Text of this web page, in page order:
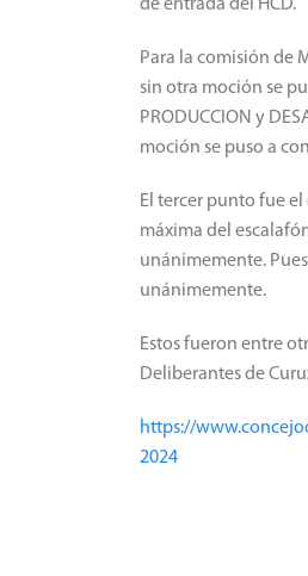
de entrada del HCD.
Para la comisión de
sin otra moción se
PRODUCCION y
moción se puso a
El tercer punto fue
máxima del
unánimemente.
unánimemente.
Estos fueron entre
Deliberantes de
https://
2024